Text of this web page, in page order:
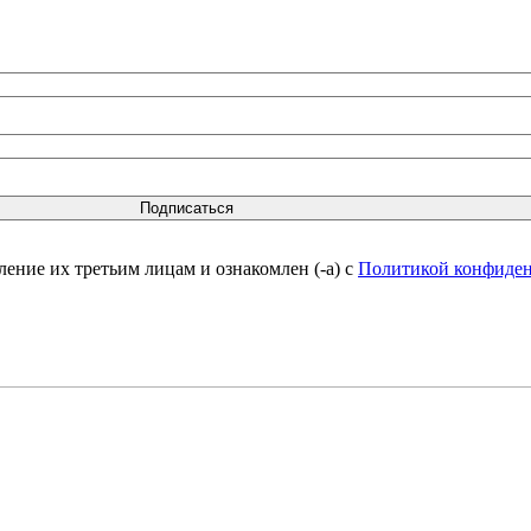
их третьим лицам и ознакомлен (-а) c Политикой